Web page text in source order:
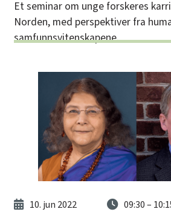
Et seminar om unge forskeres
Norden, med perspektiver fra
samfunnsvitenskapene.
10. jun 2022 09:30–